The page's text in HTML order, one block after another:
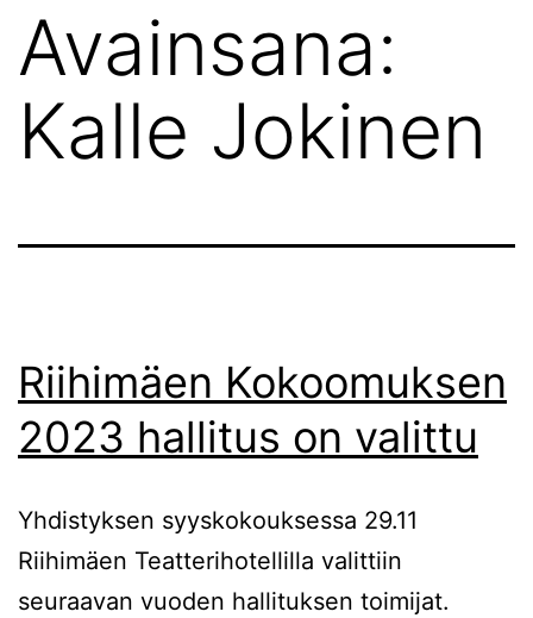
Avainsana:
Kalle Jokinen
Riihimäen Kokoomuksen
2023 hallitus on valittu
Yhdistyksen syyskokouksessa 29.11
Riihimäen Teatterihotellilla valittiin
seuraavan vuoden hallituksen toimijat.